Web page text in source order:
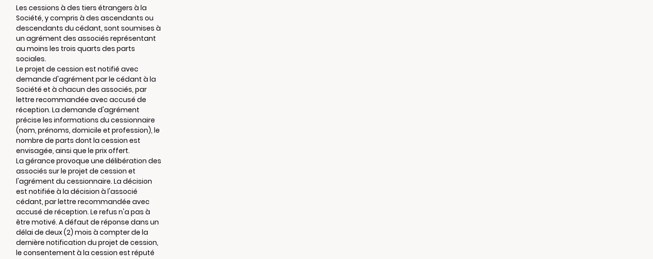
Les cessions à des tiers étrangers à la
Société, y compris à des ascendants ou
descendants du cédant, sont soumises à
un agrément des associés représentant
au moins les trois quarts des parts
sociales.
Le projet de cession est notifié avec
demande d'agrément par le cédant à la
Société et à chacun des associés, par
lettre recommandée avec accusé de
réception. La demande d'agrément
précise les informations du cessionnaire
(nom, prénoms, domicile et profession), le
nombre de parts dont la cession est
envisagée, ainsi que le prix offert.
La gérance provoque une délibération des
associés sur le projet de cession et
l'agrément du cessionnaire. La décision
est notifiée à la décision à l'associé
cédant, par lettre recommandée avec
accusé de réception. Le refus n'a pas à
être motivé. A défaut de réponse dans un
délai de deux (2) mois à compter de la
dernière notification du projet de cession,
le consentement à la cession est réputé